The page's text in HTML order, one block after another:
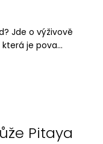
Jde o výživově
je pova...
Pitaya